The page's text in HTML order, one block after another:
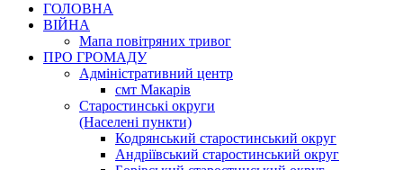
ГОЛОВНА
ВІЙНА
Мапа повітряних тривог
ПРО ГРОМАДУ
Aдміністративний центр
смт Макарів
Старостинські округи
(Населені пункти)
Кодрянський старостинський округ
Андріївський старостинський округ